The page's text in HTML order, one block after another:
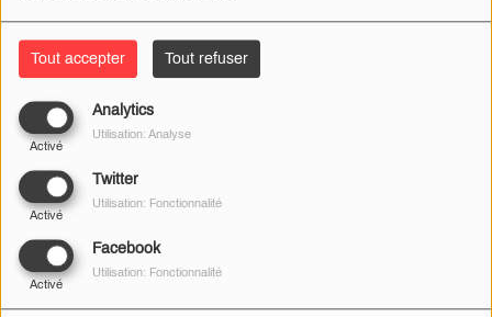
Tout accepter Tout refuser
Analytics
Activé
Utilisation: Analyse
Twitter
Activé
Utilisation: Fonctionnalité
Facebook
Activé
Utilisation: Fonctionnalité